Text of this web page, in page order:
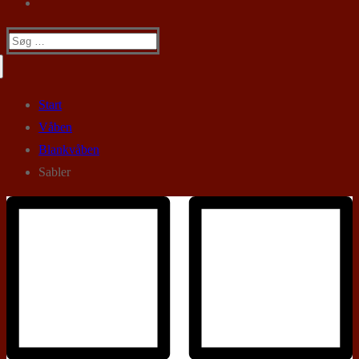
Søg
Start
Våben
Blankvåben
Sabler